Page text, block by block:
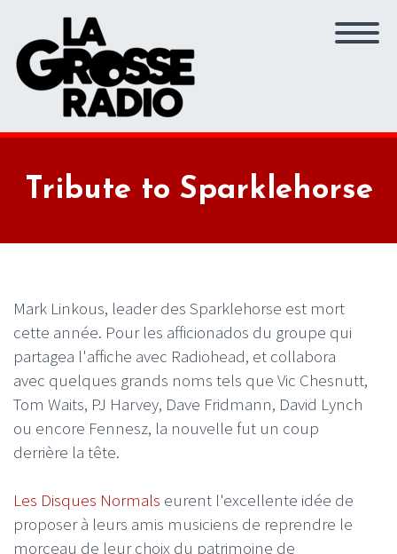
Tribute to Sparklehorse
Mark Linkous, leader des Sparklehorse est mort
cette année. Pour les afficionados du groupe qui
partagea l'affiche avec Radiohead, et collabora
avec quelques grands noms tels que Vic Chesnutt,
Tom Waits, PJ Harvey, Dave Fridmann, David Lynch
ou encore Fennesz, la nouvelle fut un coup
derrière la tête.
Les Disques Normals eurent l'excellente idée de
proposer à leurs amis musiciens de reprendre le
morceau de leur choix du patrimoine de